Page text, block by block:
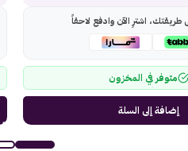
اشترِ الآن وادفع لاحقاً
متوفر في المخزون
إضافة إلى السلة